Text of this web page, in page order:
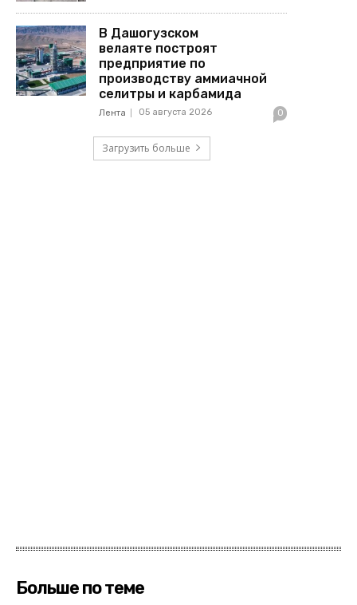
В Дашогузском
велаяте построят
предприятие по
производству аммиачной
селитры и карбамида
Лента 05 августа 2026 0
Загрузить больше
Больше по теме